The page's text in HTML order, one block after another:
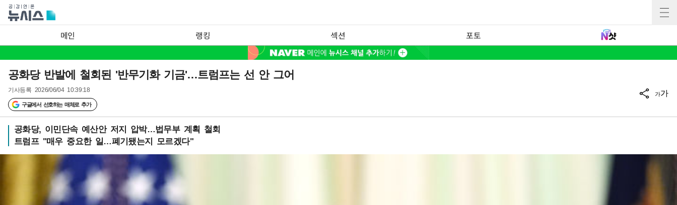
메인 랭킹 섹션 포토
공화당 반발에 철회된 '반무기화 기금'…트럼프는 선 안 그어
기사등록 2026/06/04 10:39:18
구글에서 선호하는 매체로 추가
가가
공화당, 이민단속 예산안 저지 압박…법무부 계획 철회
트럼프 "매우 중요한 일…폐기됐는지 모르겠다"